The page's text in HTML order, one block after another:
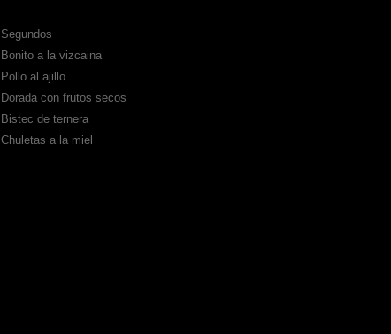
Segundos
Bonito a la vizcaina
Pollo al ajillo
Dorada con frutos secos
Bistec de ternera
Chuletas a la miel